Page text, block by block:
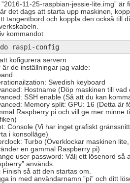
11-25-raspbian-jessie-lite.img” är
det dags att starta upp maskinen,
tangentbord och koppla den också till
kommandot
raspi-config
kofigurera servern
är de inställningar jag valde:
Swedish keyboard
Hostname (Döp maskinen till
SSH enable (Så att du kan
Memory split: GPU: 16 (Detta är
Raspberry pi och vill ge mer minne
Console (Vi har inget grafiskt
i konsolläge)
Turbo (Överklockar maskinen
en gammal Raspberry pi)
user password: Välj ett lösenord så
används.
Finish så att den startas om.
in med användarnamn ”pi” och ditt